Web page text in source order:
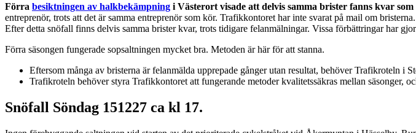
Förra besiktningen av halkbekämpning i Västerort visade att delvis samma brister fanns kvar
entreprenör, trots att det är samma entreprenör som kör. Trafikkontoret har inte svarat på mail om bristerna.
Efter detta snöfall finns delvis samma brister kvar, trots tidigare felanmälningar. Vissa förbättringar har
Förra säsongen fungerade sopsaltningen mycket bra. Metoden är här för att stanna.
Eftersom många av bristerna är felanmälda upprepade gånger utan resultat, behöver Trafikroteln i
Trafikroteln behöver styra Trafikkontoret att fungerande metoder kvalitetssäkras mellan säsonger,
Snöfall Söndag 151227 ca kl 17.